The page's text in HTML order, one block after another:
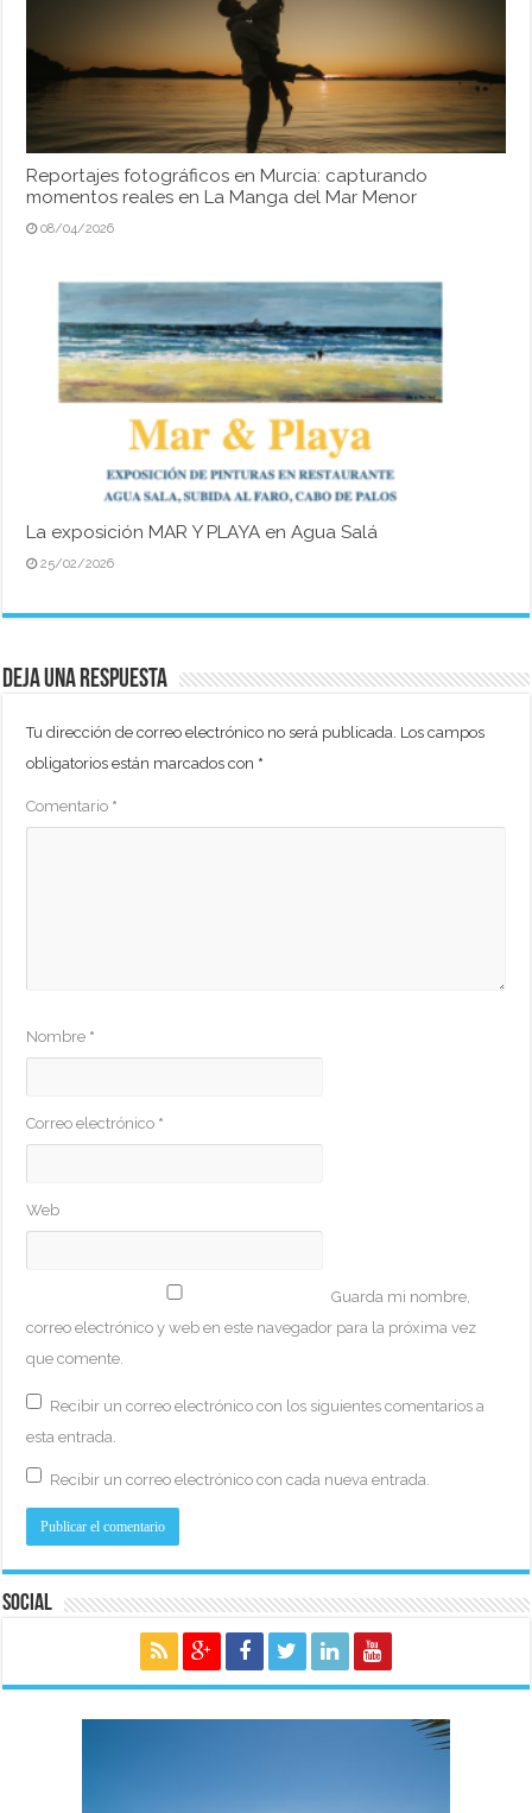
Reportajes fotográficos en Murcia: capturando
momentos reales en La Manga del Mar Menor
08/04/2026
La exposición MAR Y PLAYA en Agua Salá
25/02/2026
Deja una respuesta
Tu dirección de correo electrónico no será publicada. Los campos
obligatorios están marcados con *
Comentario *
Nombre *
Correo electrónico *
Web
Guarda mi nombre,
correo electrónico y web en este navegador para la próxima vez
que comente.
Recibir un correo electrónico con los siguientes comentarios a
esta entrada.
Recibir un correo electrónico con cada nueva entrada.
Social